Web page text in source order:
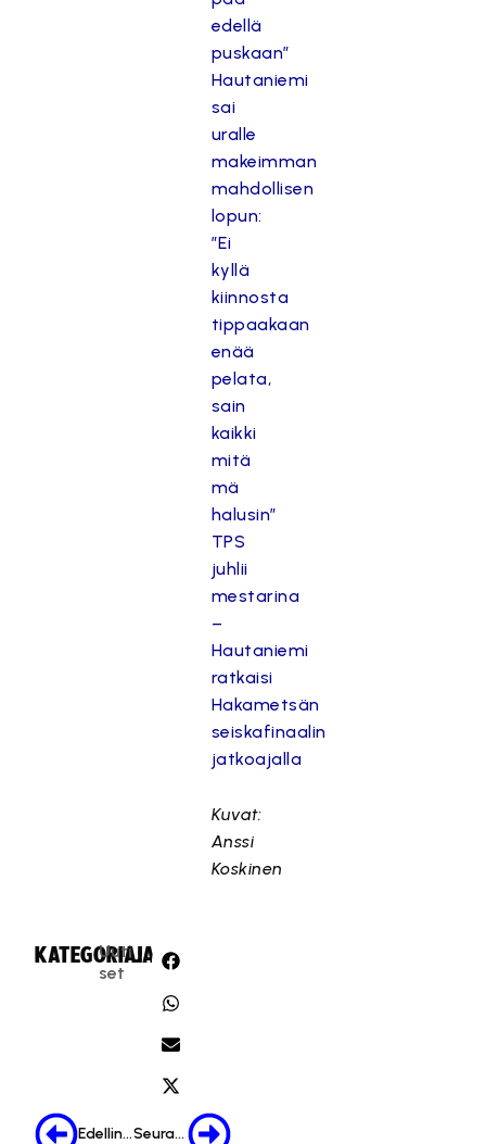
edellä
puskaan”
Hautaniemi
sai
uralle
makeimman
mahdollisen
lopun:
”Ei
kyllä
kiinnosta
tippaakaan
enää
pelata,
sain
kaikki
mitä
mä
halusin”
TPS
juhlii
mestarina
–
Hautaniemi
ratkaisi
Hakametsän
seiskafinaalin
jatkoajalla
Kuvat:
Anssi
Koskinen
KATEGORIA:
Uuti
set
JAA:
Edellinen Seuraava